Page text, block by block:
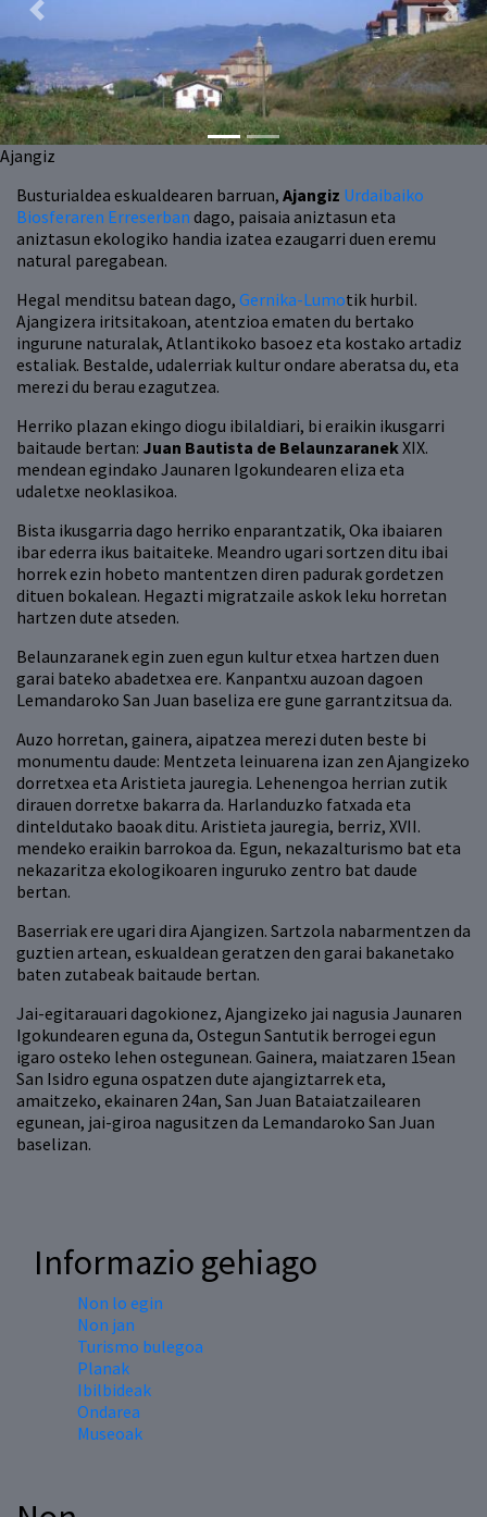
Busturialdea eskualdearen barruan, Ajangiz Urdaibaiko
Biosferaren Erreserban dago, paisaia aniztasun eta
aniztasun ekologiko handia izatea ezaugarri duen eremu
natural paregabean.
Hegal menditsu batean dago, Gernika-Lumotik hurbil.
Ajangizera iritsitakoan, atentzioa ematen du bertako
ingurune naturalak, Atlantikoko basoez eta kostako artadiz
estaliak. Bestalde, udalerriak kultur ondare aberatsa du, eta
merezi du berau ezagutzea.
Herriko plazan ekingo diogu ibilaldiari, bi eraikin ikusgarri
baitaude bertan: Juan Bautista de BelaunzaranekXIX.
mendean egindako Jaunaren Igokundearen eliza eta
udaletxe neoklasikoa.
Bista ikusgarria dago herriko enparantzatik, Oka ibaiaren
ibar ederra ikus baitaiteke. Meandro ugari sortzen ditu ibai
horrek ezin hobeto mantentzen diren padurak gordetzen
dituen bokalean. Hegazti migratzaile askok leku horretan
hartzen dute atseden.
Belaunzaranek egin zuen egun kultur etxea hartzen duen
garai bateko abadetxea ere. Kanpantxu auzoan dagoen
Lemandaroko San Juan baseliza ere gune garrantzitsua da.
Auzo horretan, gainera, aipatzea merezi duten beste bi
monumentu daude: Mentzeta leinuarena izan zen Ajangizeko
dorretxea eta Aristieta jauregia. Lehenengoa herrian zutik
dirauen dorretxe bakarra da. Harlanduzko fatxada eta
dinteldutako baoak ditu. Aristieta jauregia, berriz, XVII.
mendeko eraikin barrokoa da. Egun, nekazalturismo bat eta
nekazaritza ekologikoaren inguruko zentro bat daude
bertan.
Baserriak ere ugari dira Ajangizen. Sartzola nabarmentzen da
guztien artean, eskualdean geratzen den garai bakanetako
baten zutabeak baitaude bertan.
Jai-egitarauari dagokionez, Ajangizeko jai nagusia Jaunaren
Igokundearen eguna da, Ostegun Santutik berrogei egun
igaro osteko lehen ostegunean. Gainera, maiatzaren 15ean
San Isidro eguna ospatzen dute ajangiztarrek eta,
amaitzeko, ekainaren 24an, San Juan Bataiatzailearen
egunean, jai-giroa nagusitzen da Lemandaroko San Juan
baselizan.
Ajangiz
Previous Next
Informazio gehiago
Non lo egin
Non jan
Turismo bulegoa
Planak
Ibilbideak
Ondarea
Museoak